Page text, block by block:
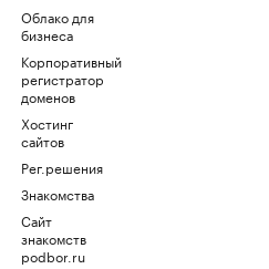
Облако для
бизнеса
Корпоративный
регистратор
доменов
Хостинг
сайтов
Рег.решения
Знакомства
Сайт
знакомств
podbor.ru